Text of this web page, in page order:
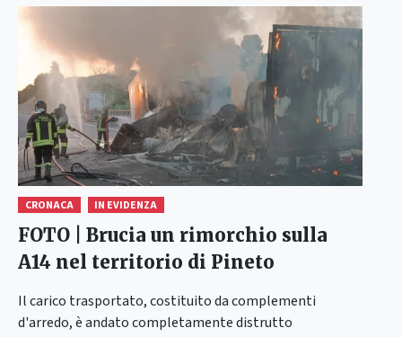
CRONACA IN EVIDENZA
FOTO | Brucia un rimorchio sulla
A14 nel territorio di Pineto
Il carico trasportato, costituito da complementi
d'arredo, è andato completamente distrutto